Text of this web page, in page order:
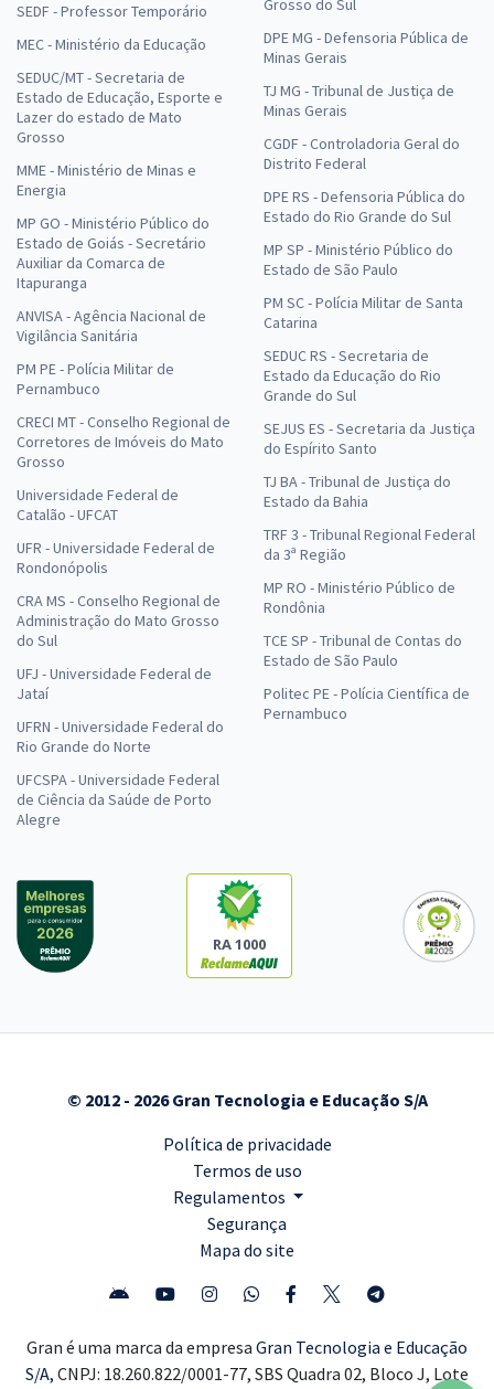
SEDF - Professor Temporário
MEC - Ministério da Educação
SEDUC/MT - Secretaria de
Estado de Educação, Esporte e
Lazer do estado de Mato
Grosso
MME - Ministério de Minas e
Energia
MP GO - Ministério Público do
Estado de Goiás - Secretário
Auxiliar da Comarca de
Itapuranga
ANVISA - Agência Nacional de
Vigilância Sanitária
PM PE - Polícia Militar de
Pernambuco
CRECI MT - Conselho Regional de
Corretores de Imóveis do Mato
Grosso
Universidade Federal de
Catalão - UFCAT
UFR - Universidade Federal de
Rondonópolis
CRA MS - Conselho Regional de
Administração do Mato Grosso
do Sul
UFJ - Universidade Federal de
Jataí
UFRN - Universidade Federal do
Rio Grande do Norte
UFCSPA - Universidade Federal
de Ciência da Saúde de Porto
Alegre
Grosso do Sul
DPE MG - Defensoria Pública de
Minas Gerais
TJ MG - Tribunal de Justiça de
Minas Gerais
CGDF - Controladoria Geral do
Distrito Federal
DPE RS - Defensoria Pública do
Estado do Rio Grande do Sul
MP SP - Ministério Público do
Estado de São Paulo
PM SC - Polícia Militar de Santa
Catarina
SEDUC RS - Secretaria de
Estado da Educação do Rio
Grande do Sul
SEJUS ES - Secretaria da Justiça
do Espírito Santo
TJ BA - Tribunal de Justiça do
Estado da Bahia
TRF 3 - Tribunal Regional Federal
da 3ª Região
MP RO - Ministério Público de
Rondônia
TCE SP - Tribunal de Contas do
Estado de São Paulo
Politec PE - Polícia Científica de
Pernambuco
RA 1000
© 2012 - 2026 Gran Tecnologia e Educação S/A
Política de privacidade
Termos de uso
Regulamentos
Segurança
Mapa do site
Gran é uma marca da empresa Gran Tecnologia e Educação
S/A, CNPJ: 18.260.822/0001-77, SBS Quadra 02, Bloco J, Lote